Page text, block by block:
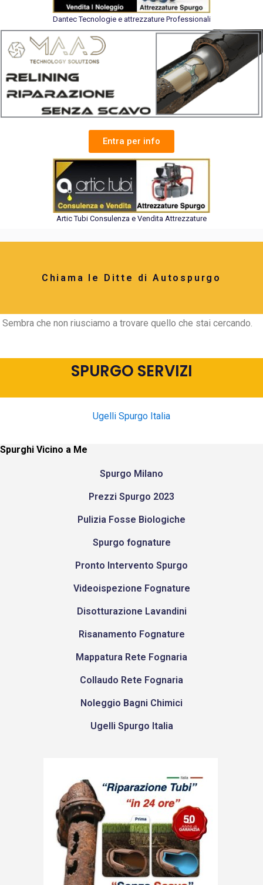
Dantec Tecnologie e attrezzature Professionali
Entra per info
Artic Tubi Consulenza e Vendita Attrezzature
Chiama le Ditte di Autospurgo
Sembra che non riusciamo a trovare quello che stai cercando.
SPURGO SERVIZI
Ugelli Spurgo Italia
Spurghi Vicino a Me
Spurgo Milano
Prezzi Spurgo 2023
Pulizia Fosse Biologiche
Spurgo fognature
Pronto Intervento Spurgo
Videoispezione Fognature
Disotturazione Lavandini
Risanamento Fognature
Mappatura Rete Fognaria
Collaudo Rete Fognaria
Noleggio Bagni Chimici
Ugelli Spurgo Italia